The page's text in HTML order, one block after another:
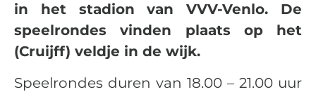
in het stadion van VVV-Venlo. De
speelrondes vinden plaats op het
(Cruijff) veldje in de wijk.
Speelrondes duren van 18.00 – 21.00 uur